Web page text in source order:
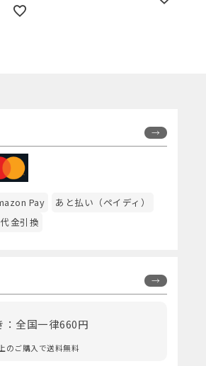
Pay
あと払い（ペイディ）
代金引換
：全国一律660円
のご購入で送料無料